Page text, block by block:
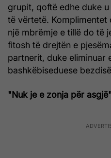
grupit, qoftë edhe duke
të vërtetë. Komplimentet
një mbrëmje e tillë do të
fitosh të drejtën e
partnerit, duke eliminuar
bashkëbiseduese
"Nuk je e zonja për asgjë"